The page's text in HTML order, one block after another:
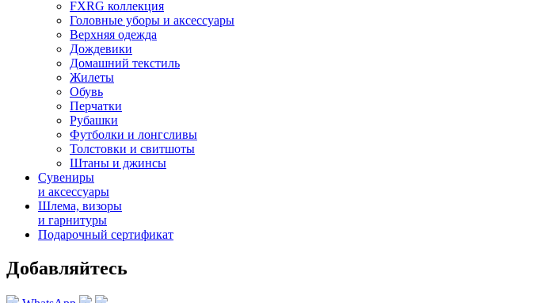
FXRG коллекция
Головные уборы и аксессуары
Верхняя одежда
Дождевики
Домашний текстиль
Жилеты
Обувь
Перчатки
Рубашки
Футболки и лонгсливы
Толстовки и свитшоты
Штаны и джинсы
Сувениры
и аксессуары
Шлема, визоры
и гарнитуры
Подарочный сертификат
Добавляйтесь